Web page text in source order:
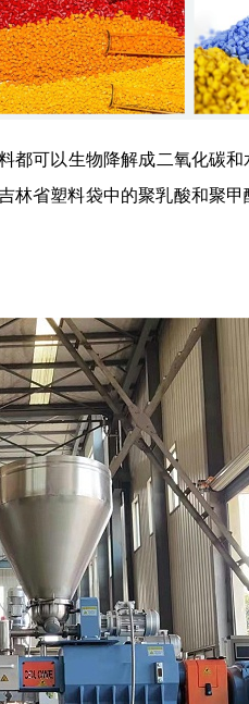
都可以生物降解成二氧化碳
林省塑料袋中的聚乳酸和聚